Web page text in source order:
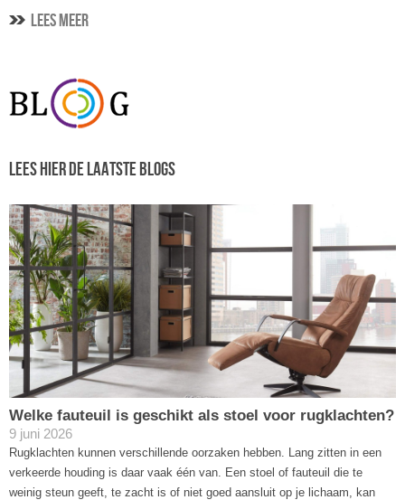
lees meer
LEES HIER DE LAATSTE BLOGS
Welke fauteuil is geschikt als stoel voor rugklachten?
9 juni 2026
Rugklachten kunnen verschillende oorzaken hebben. Lang zitten in een
verkeerde houding is daar vaak één van. Een stoel of fauteuil die te
weinig steun geeft, te zacht is of niet goed aansluit op je lichaam, kan